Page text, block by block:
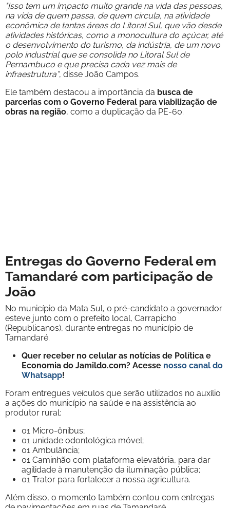
"Isso tem um impacto muito grande na vida das pessoas,
na vida de quem passa, de quem circula, na atividade
econômica de tantas áreas do Litoral Sul, que vão desde
atividades históricas, como a monocultura do açúcar, até
o desenvolvimento do turismo, da indústria, de um novo
polo industrial que se consolida no Litoral Sul de
Pernambuco e que precisa cada vez mais de
infraestrutura”, disse João Campos.
Ele também destacou a importância da busca de
parcerias com o Governo Federal para viabilização de
obras na região, como a duplicação da PE-60.
Entregas do Governo Federal em
Tamandaré com participação de
João
No município da Mata Sul, o pré-candidato a governador
esteve junto com o prefeito local, Carrapicho
(Republicanos), durante entregas no município de
Tamandaré.
Quer receber no celular as notícias de Política e
Economia do Jamildo.com? Acesse nosso canal do
Whatsapp!
Foram entregues veículos que serão utilizados no auxílio
a ações do município na saúde e na assistência ao
produtor rural:
01 Micro-ônibus;
01 unidade odontológica móvel;
01 Ambulância;
01 Caminhão com plataforma elevatória, para dar
agilidade à manutenção da iluminação pública;
01 Trator para fortalecer a nossa agricultura.
Além disso, o momento também contou com entregas